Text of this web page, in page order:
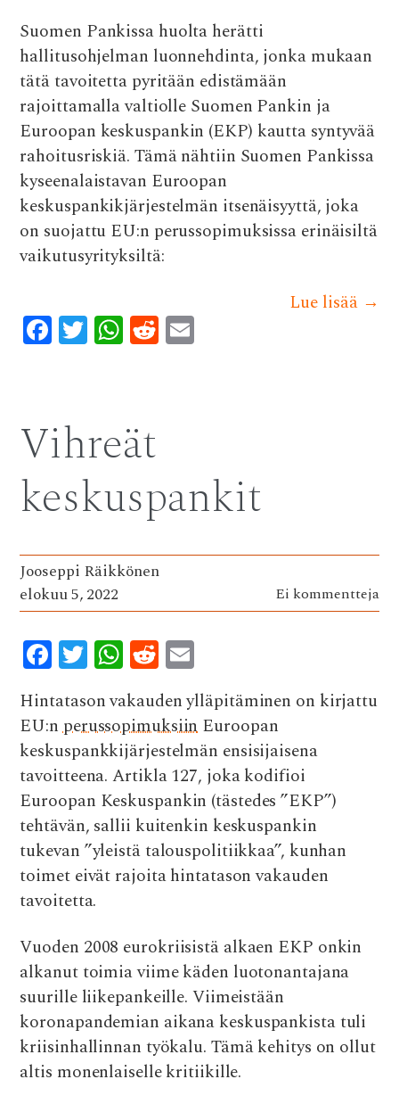
Suomen Pankissa huolta herätti
hallitusohjelman luonnehdinta, jonka mukaan
tätä tavoitetta pyritään edistämään
rajoittamalla valtiolle Suomen Pankin ja
Euroopan keskuspankin (EKP) kautta syntyvää
rahoitusriskiä. Tämä nähtiin Suomen Pankissa
kyseenalaistavan Euroopan
keskuspankikjärjestelmän itsenäisyyttä, joka
on suojattu EU:n perussopimuksissa erinäisiltä
vaikutusyrityksiltä:
Lue lisää →
F
ac
b
o
o
k
T
w
r
W
h
A
p
p
R
e
Vihreät
keskuspankit
Jooseppi Räikkönen
elokuu 5, 2022
Ei kommentteja
F
ac
e
b
o
o
k
T
w
it
te
r
W
h
at
s
A
p
p
R
e
d
di
t
m
ai
l
Hintatason vakauden ylläpitäminen on kirjattu
EU:nperussopimuksiin Euroopan
keskuspankkijärjestelmän ensisijaisena
tavoitteena. Artikla 127, joka kodifioi
Euroopan Keskuspankin (tästedes ”EKP”)
tehtävän, sallii kuitenkin keskuspankin
tukevan ”yleistä talouspolitiikkaa”, kunhan
toimet eivät rajoita hintatason vakauden
tavoitetta.
Vuoden 2008 eurokriisistä alkaen EKP onkin
alkanut toimia viime käden luotonantajana
suurille liikepankeille. Viimeistään
koronapandemian aikana keskuspankista tuli
kriisinhallinnan työkalu. Tämä kehitys on ollut
altis monenlaiselle kritiikille.